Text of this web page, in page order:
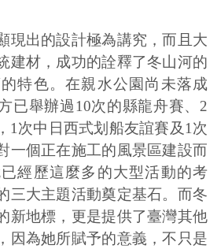
現出的設計極為講究，而且大
建材，成功的詮釋了冬山河的
特色。在親水公園尚未落成
已舉辦過10次的縣龍舟賽、2
1次中日西式划船友誼賽及1次
一個正在施工的風景區建設而
經歷這麼多的大型活動的考
三大主題活動奠定基石。而冬
新地標，更是提供了臺灣其他
因為她所賦予的意義，不只是